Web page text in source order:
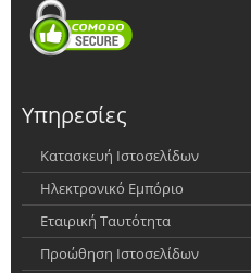
Υπηρεσίες
Κατασκευή Ιστοσελίδων
Ηλεκτρονικό Εμπόριο
Εταιρική Ταυτότητα
Προώθηση Ιστοσελίδων